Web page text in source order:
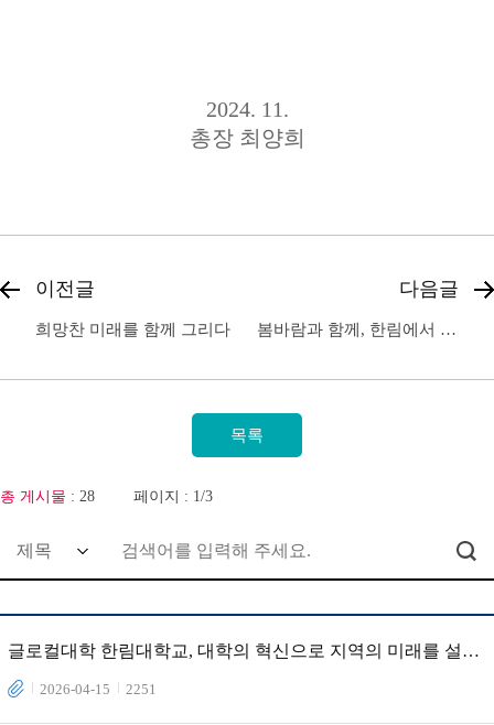
2024. 11.
총장 최양희
이전글
희망찬 미래를 함께 그리다
다음글
봄바람과 함께, 한림에서 새롭게
총 게시물 : 28 페이지 : 1/3
글로컬대학 한림대학교, 대학의 혁신으로 지역의 미래를 설계
합니다2026-04-15 2251